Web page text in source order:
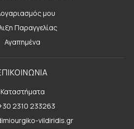
μου
Παραγγελίας
Αγαπημένα
Καταστήματα
2310 233263
vildiridis.gr